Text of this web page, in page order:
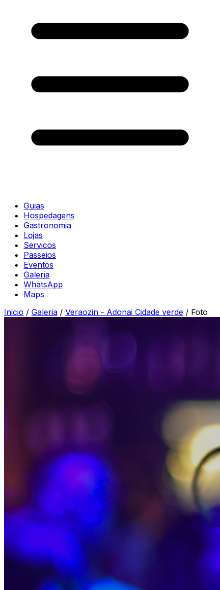
Guias
Hospedagens
Gastronomia
Lojas
Servicos
Passeios
Eventos
Galeria
WhatsApp
Maps
Inicio / Galeria / Veraozin - Adonai Cidade verde / Foto